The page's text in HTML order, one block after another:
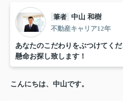
筆者 中山 和樹
不動産キャリア12年
あなたのこだわりをぶつけてく
懸命お探し致します！
こんにちは、中山です。